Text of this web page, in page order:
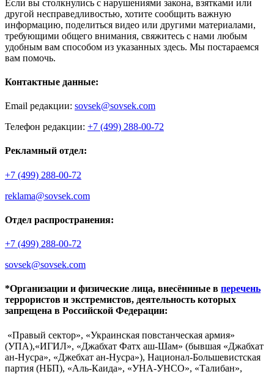
Если вы столкнулись с нарушениями закона, взятками или
другой несправедливостью, хотите сообщить важную
информацию, поделиться видео или другими материалами,
требующими общего внимания, свяжитесь с нами любым
удобным вам способом из указанных здесь. Мы постараемся
вам помочь.
Контактные данные:
Email редакции: sovsek@sovsek.com
Телефон редакции: +7 (499) 288-00-72
Рекламный отдел:
+7 (499) 288-00-72
reklama@sovsek.com
Отдел распространения:
+7 (499) 288-00-72
sovsek@sovsek.com
*Организации и физические лица, внесённные в перечень
террористов и экстремистов, деятельность которых
запрещена в Российской Федерации:
«Правый сектор», «Украинская повстанческая армия»
(УПА),«ИГИЛ», «Джабхат Фатх аш-Шам» (бывшая «Джабхат
ан-Нусра», «Джебхат ан-Нусра»), Национал-Большевистская
партия (НБП), «Аль-Каида», «УНА-УНСО», «Талибан»,